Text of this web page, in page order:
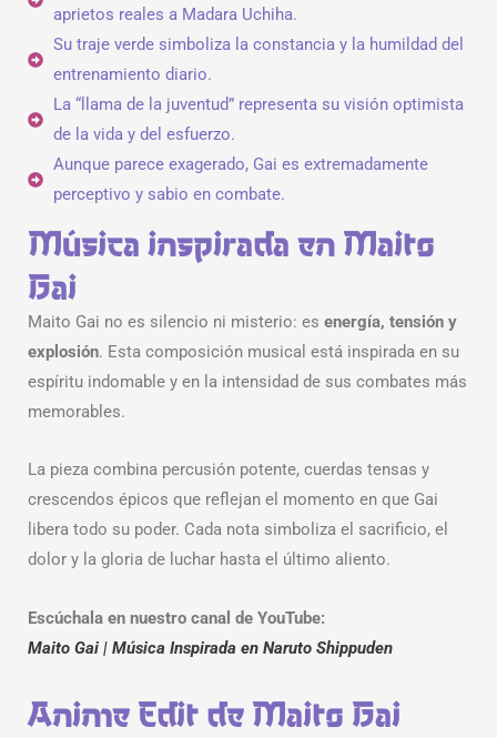
aprietos reales a Madara Uchiha.
Su traje verde simboliza la constancia y la humildad del
entrenamiento diario.
La “llama de la juventud” representa su visión optimista
de la vida y del esfuerzo.
Aunque parece exagerado, Gai es extremadamente
perceptivo y sabio en combate.
Música inspirada en Maito
Gai
Maito Gai no es silencio ni misterio: es energía, tensión y
explosión. Esta composición musical está inspirada en su
espíritu indomable y en la intensidad de sus combates más
memorables.
La pieza combina percusión potente, cuerdas tensas y
crescendos épicos que reflejan el momento en que Gai
libera todo su poder. Cada nota simboliza el sacrificio, el
dolor y la gloria de luchar hasta el último aliento.
Escúchala en nuestro canal de YouTube:
Maito Gai | Música Inspirada en Naruto Shippuden
Anime Edit de Maito Gai